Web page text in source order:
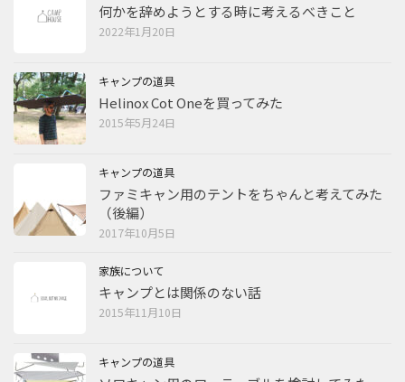
何かを辞めようとする時に考えるべきこと
2022年1月20日
キャンプの道具
Helinox Cot Oneを買ってみた
2015年5月24日
キャンプの道具
ファミキャン用のテントをちゃんと考えてみた
（後編）
2017年10月5日
家族について
キャンプとは関係のない話
2015年11月10日
キャンプの道具